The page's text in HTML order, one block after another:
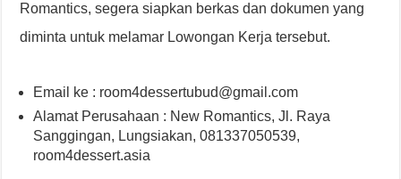
Romantics, segera siapkan berkas dan dokumen yang
diminta untuk melamar Lowongan Kerja tersebut.
Email ke : room4dessertubud@gmail.com
Alamat Perusahaan : New Romantics, Jl. Raya
Sanggingan, Lungsiakan, 081337050539,
room4dessert.asia